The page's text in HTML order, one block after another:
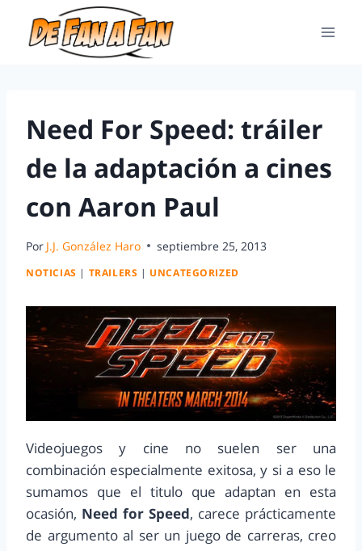
Need For Speed: tráiler
de la adaptación a cines
con Aaron Paul
Por J.J. González Haro septiembre 25, 2013
NOTICIAS | TRAILERS | UNCATEGORIZED
Videojuegos y cine no suelen ser una
combinación especialmente exitosa, y si a eso le
sumamos que el titulo que adaptan en esta
ocasión, Need for Speed, carece prácticamente
de argumento al ser un juego de carreras, creo